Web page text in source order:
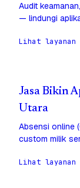
Audit
— lindungi
Lihat layanan
Jasa Bikin
Utara
Absensi online
custom milik
Lihat layanan